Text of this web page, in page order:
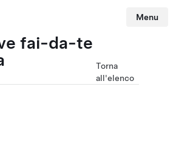
Menu
fai-da-te
Torna
all'elenco